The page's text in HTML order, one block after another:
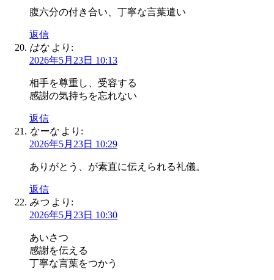
腹六分の付き合い、丁寧な言葉遣い
返信
はな より:
2026年5月23日 10:13
相手を尊重し、受容する
感謝の気持ちを忘れない
返信
なーな より:
2026年5月23日 10:29
ありがとう、が素直に伝えられる礼儀。
返信
みつ より:
2026年5月23日 10:30
あいさつ
感謝を伝える
丁寧な言葉をつかう